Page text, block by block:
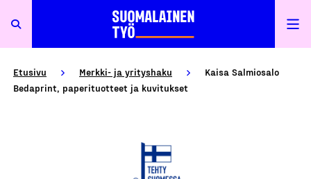
Etusivu Merkki- ja yrityshaku
Kaisa Salmiosalo
Bedaprint, paperituotteet ja kuvitukset